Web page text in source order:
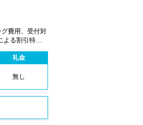
費用、受付対
る割引特典
礼金
無し